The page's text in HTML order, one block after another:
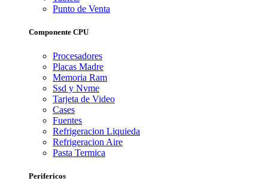
Punto de Venta
Componente CPU
Procesadores
Placas Madre
Memoria Ram
Ssd y Nvme
Tarjeta de Video
Cases
Fuentes
Refrigeracion Liquieda
Refrigeracion Aire
Pasta Termica
Perifericos